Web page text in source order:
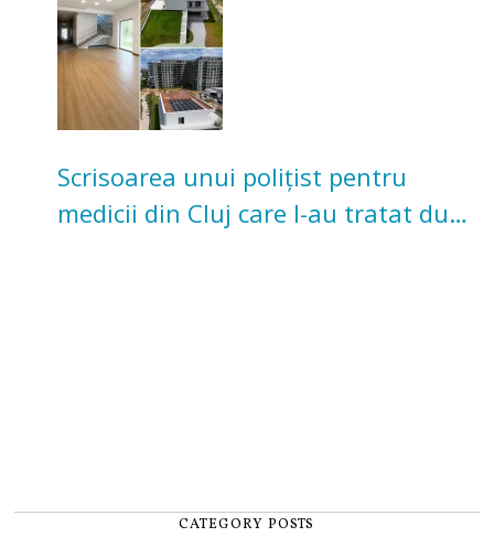
Scrisoarea unui polițist pentru
medicii din Cluj care l-au tratat după
CATEGORY POSTS